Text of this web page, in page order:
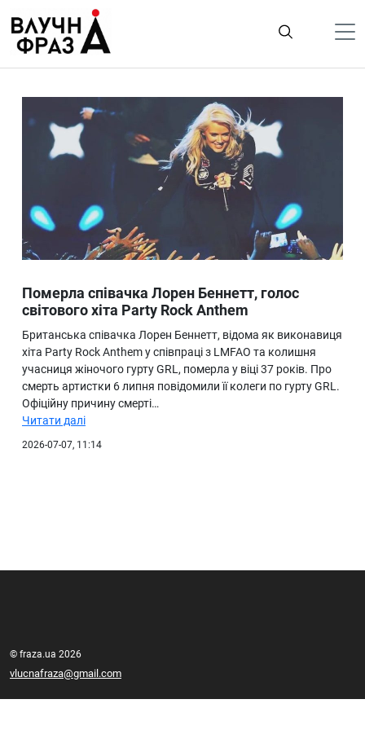
содержимому
Гроші
Життя
ТехноНаука
Людина
Ukraine
Про нас
Померла співачка Лорен Беннетт, голос
світового хіта Party Rock Anthem
Британська співачка Лорен Беннетт, відома як виконавиця
хіта Party Rock Anthem у співпраці з LMFAO та колишня
учасниця жіночого гурту GRL, померла у віці 37 років. Про
смерть артистки 6 липня повідомили її колеги по гурту GRL.
Офіційну причину смерті…
Читати далі
2026-07-07, 11:14
© fraza.ua 2026
vlucnafraza@gmail.com